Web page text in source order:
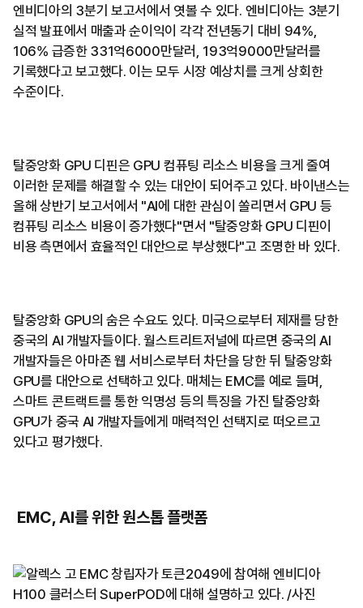
엔비디아의 3분기 보고서에서 엿볼 수 있다. 엔비디아는 3분기
실적 발표에서 매출과 순이익이 각각 전년동기 대비 94%,
106% 급증한 331억6000만달러, 193억9000만달러를
기록했다고 보고했다. 이는 모두 시장 예상치를 크게 상회한
수준이다.
탈중앙화 GPU 디핀은 GPU 컴퓨팅 리소스 비용을 크게 줄여
이러한 문제를 해결할 수 있는 대안이 되어주고 있다. 바이낸스는
올해 상반기 보고서에서 "AI에 대한 관심이 쏠리면서 GPU 등
컴퓨팅 리소스 비용이 증가했다"면서 "탈중앙화 GPU 디핀이
비용 측면에서 효율적인 대안으로 부상했다"고 조명한 바 있다.
탈중앙화 GPU의 숨은 수요도 있다. 미국으로부터 제재를 당한
중국의 AI 개발자들이다. 월스트리트저널에 따르면 중국의 AI
개발자들은 아마존 웹 서비스로부터 차단을 당한 뒤 탈중앙화
GPU를 대안으로 선택하고 있다. 매체는 EMC를 예로 들며,
스마트 콘트랙트를 통한 익명성 등의 특징을 가진 탈중앙화
GPU가 중국 AI 개발자들에게 매력적인 선택지로 떠오르고
있다고 평가했다.
EMC, AI를 위한 원스톱 플랫폼